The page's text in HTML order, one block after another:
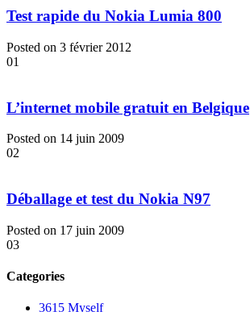
Test rapide du Nokia Lumia 800
Posted on 3 février 2012
01
L’internet mobile gratuit en Belgique
Posted on 14 juin 2009
02
Déballage et test du Nokia N97
Posted on 17 juin 2009
03
Categories
3615 Myself